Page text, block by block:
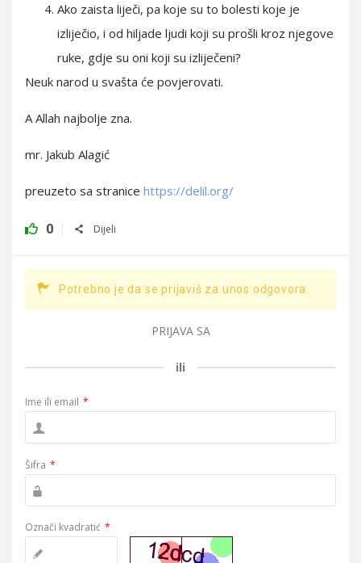
Ako zaista liječi, pa koje su to bolesti koje je
izliječio, i od hiljade ljudi koji su prošli kroz njegove
ruke, gdje su oni koji su izliječeni?
Neuk narod u svašta će povjerovati.
A Allah najbolje zna.
mr. Jakub Alagić
preuzeto sa stranice https://delil.org/
0 Dijeli
Potrebno je da se prijaviš za unos odgovora.
PRIJAVA SA
ili
Ime ili email *
Šifra *
Označi kvadratić *